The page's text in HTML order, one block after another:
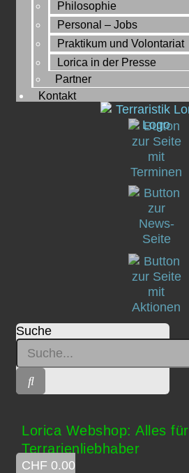
Philosophie
Personal – Jobs
Praktikum und Volontariat
Lorica in der Presse
Partner
Kontakt
Suche
Lorica Webshop: Alles für
Terrarienliebhaber
CHF 0.00